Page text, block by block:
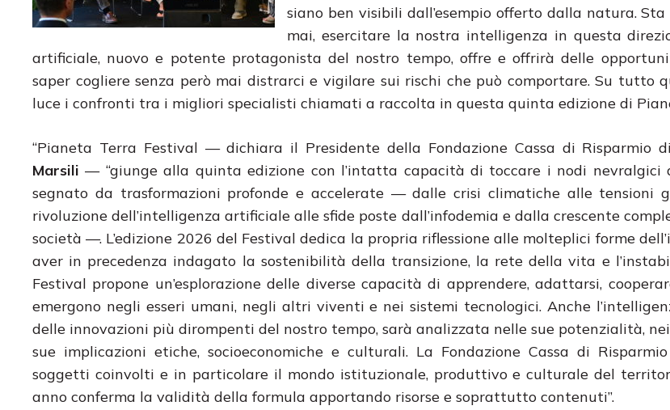
siano ben visibili dall’esempio offerto dalla natura.
mai, esercitare la nostra intelligenza in questa
artificiale, nuovo e potente protagonista del nostro tempo, offre e offrirà delle
saper cogliere senza però mai distrarci e vigilare sui rischi che può comportare. Su tutto
luce i confronti tra i migliori specialisti chiamati a raccolta in questa quinta edizione di
“Pianeta Terra Festival — dichiara il Presidente della Fondazione Cassa di Risparmio
Marsili — “giunge alla quinta edizione con l’intatta capacità di toccare i nodi nevralgici
segnato da trasformazioni profonde e accelerate — dalle crisi climatiche alle tensioni
rivoluzione dell’intelligenza artificiale alle sfide poste dall’infodemia e dalla crescente
società —. L’edizione 2026 del Festival dedica la propria riflessione alle molteplici forme
aver in precedenza indagato la sostenibilità della transizione, la rete della vita e
Festival propone un’esplorazione delle diverse capacità di apprendere, adattarsi,
emergono negli esseri umani, negli altri viventi e nei sistemi tecnologici. Anche
delle innovazioni più dirompenti del nostro tempo, sarà analizzata nelle sue potenzialità,
sue implicazioni etiche, socioeconomiche e culturali. La Fondazione Cassa di
soggetti coinvolti e in particolare il mondo istituzionale, produttivo e culturale del
anno conferma la validità della formula apportando risorse e soprattutto contenuti”.